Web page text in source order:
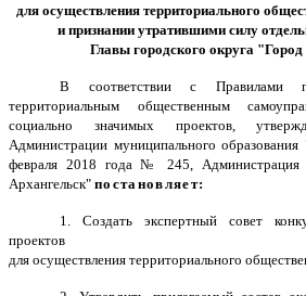
для осуществления территориального
и признании утратившими силу
Главы городского округа
В соответствии с Правилами
территориальным общественным
социально значимых проектов,
Администрации муниципального
февраля 2018 года № 245, Администрация
Архангельск" постановляет:
1. Создать экспертный совет
проектов
для осуществления территориального